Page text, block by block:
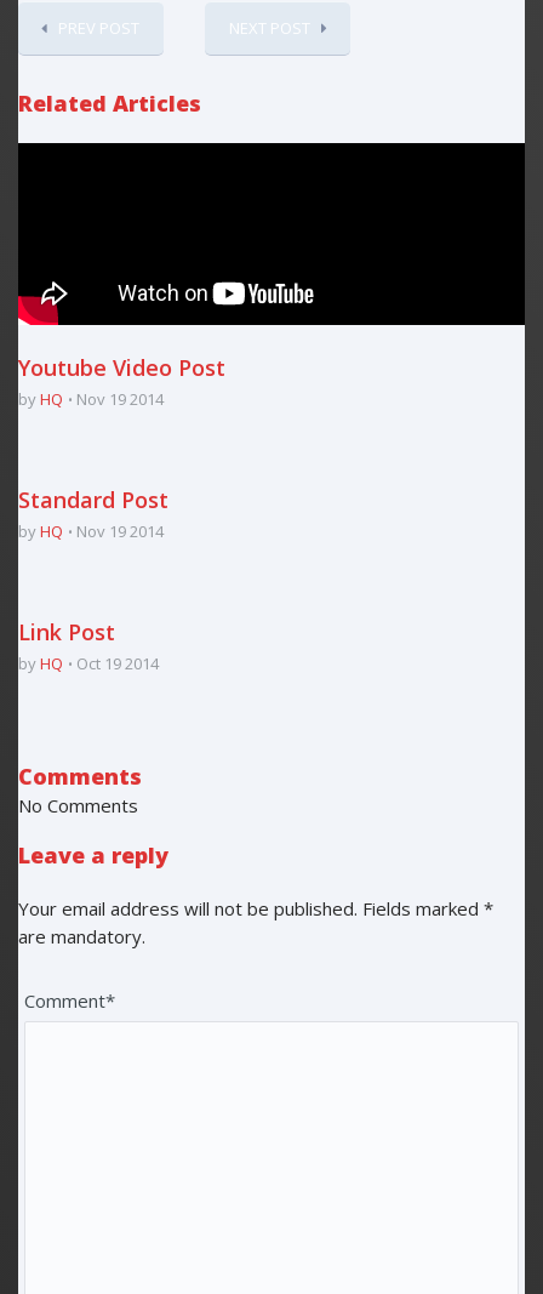
PREV POST NEXT POST
Related Articles
Youtube Video Post
byHQ Nov 19 2014
Standard Post
byHQ Nov 19 2014
Link Post
byHQ Oct 19 2014
Comments
No Comments
Leave a reply
Your email address will not be published. Fields marked *
are mandatory.
Comment*